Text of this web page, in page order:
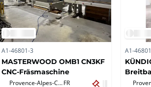
A1-46801-3
MASTERWOOD OMB1 CN3KF
CNC-Fräsmaschine
Provence-Alpes-Côte d'Azur,FR
A1-